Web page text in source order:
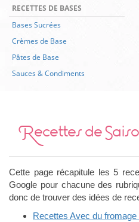
RECETTES DE BASES
Bases Sucrées
Crèmes de Base
Pâtes de Base
Sauces & Condiments
Recettes de
Cette page récapitule les 5
Google pour chacune des
donc de trouver des idées de
Recettes Avec du